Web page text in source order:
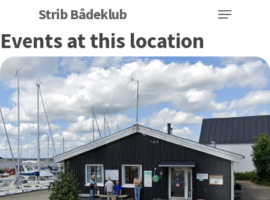
main
content
Strib Bådeklub Menu
Events at this location
Menu